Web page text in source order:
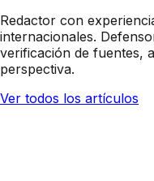
Redactor con
internacionales.
verificación de fuentes,
perspectiva.
Ver todos los artículos